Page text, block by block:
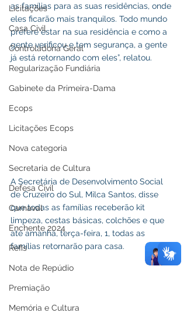
Licitações
Casa Civil
Controladoria Geral
Regularização Fundiária
Gabinete da Primeira-Dama
Ecops
Licitações Ecops
Nova categoria
Secretaria de Cultura
Defesa Civil
Carnaval
Enchente 2024
Refis
Nota de Repúdio
Premiação
Memória e Cultura
as famílias para as suas residências, onde
eles ficarão mais tranquilos. Todo mundo
prefere estar na sua residência e como a
gente verificou e tem segurança, a gente
já está retornando com eles”, relatou.
A Secretária de Desenvolvimento Social
de Cruzeiro do Sul, Milca Santos, disse
que todas as famílias receberão kit
limpeza, cestas básicas, colchões e que
até amanhã, terça-feira, 1, todas as
famílias retornarão para casa.